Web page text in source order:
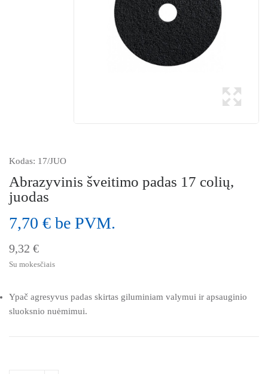
Kodas: 17/JUO
Abrazyvinis šveitimo padas 17 colių,
juodas
7,70 € be PVM.
9,32 €
Su mokesčiais
Ypač agresyvus padas skirtas giluminiam valymui ir apsauginio
sluoksnio nuėmimui.